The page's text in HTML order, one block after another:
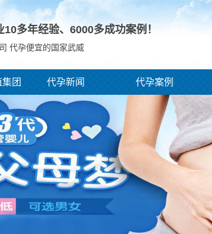
多年经验、 6000多成功案例！
代孕便宜的国家武威
团 代孕新闻 代孕案例